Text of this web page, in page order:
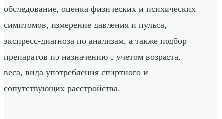
обследование, оценка физических и психических
симптомов, измерение давления и пульса,
экспресс-диагноза по анализам, а также подбор
препаратов по назначению с учетом возраста,
веса, вида употребления спиртного и
сопутствующих расстройства.